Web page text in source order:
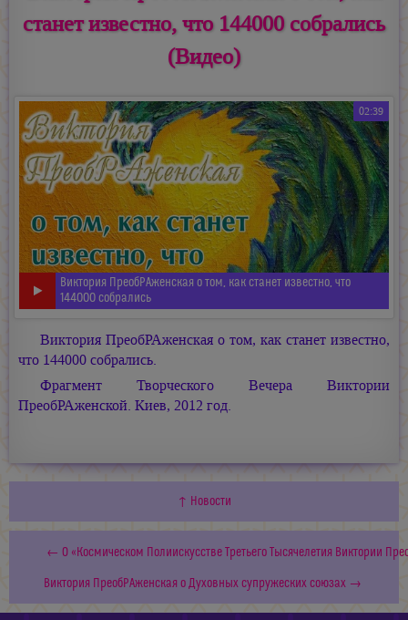
станет известно, что 144000 собрались
(Видео)
02:39
Виктория ПреобРАженская о том, как станет известно, что
144000 собрались
Виктория ПреобРАженская о том, как станет известно,
что 144000 собрались.
Фрагмент Творческого Вечера Виктории
ПреобРАженской. Киев, 2012 год.
↑ Новости
← О «Космическом Полиискусстве Третьего Тысячелетия Виктории
Виктория ПреобРАженская о Духовных супружеских союзах →